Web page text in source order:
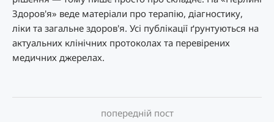
Здоров'я» веде матеріали про терапію, діагностику,
ліки та загальне здоров'я. Усі публікації ґрунтуються на
актуальних клінічних протоколах та перевірених
медичних джерелах.
попередній пост